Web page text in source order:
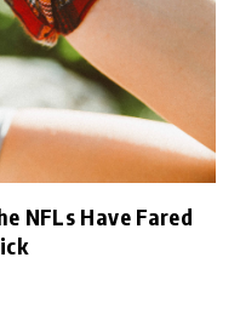
NFLs Have Fared